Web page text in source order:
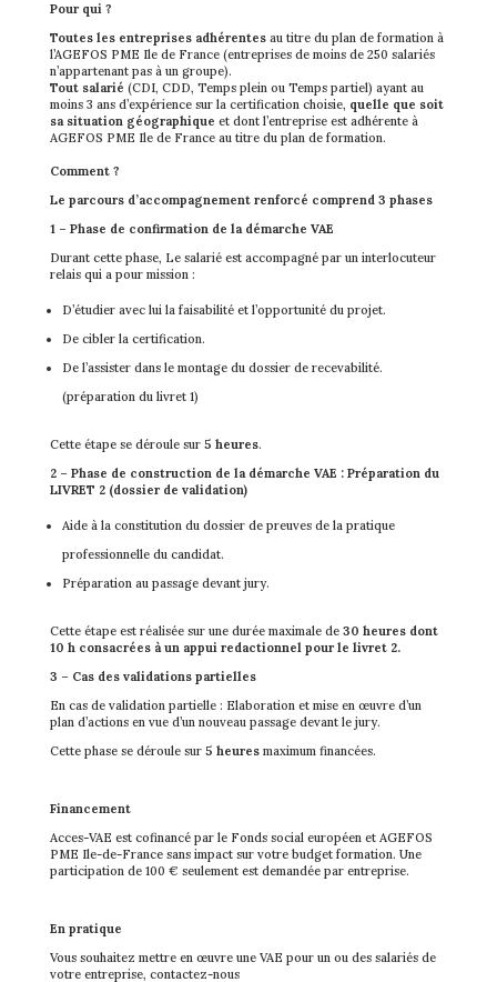
Pour qui ?
Toutes les entreprises adhérentesau titre du plan de formation à
l’AGEFOS PME Ile de France (entreprises de moins de 250 salariés
n’appartenant pas à un groupe).
Tout salarié (CDI, CDD, Temps plein ou Temps partiel) ayant au
moins 3 ans d’expérience sur la certification choisie, quelle que soit
sa situation géographique et dont l’entreprise est adhérente à
AGEFOS PME Ile de France au titre du plan de formation.
Comment ?
Le parcours d’accompagnement renforcé comprend 3 phases
1 – Phase de confirmation de la démarche VAE
Durant cette phase, Le salarié est accompagné par un interlocuteur
relais qui a pour mission :
D’étudier avec lui la faisabilité et l’opportunité du projet.
De cibler la certification.
De l’assister dans le montage du dossier de recevabilité.
(préparation du livret 1)
Cette étape se déroule sur 5 heures.
2 – Phase de construction de la démarche VAE : Préparation du
LIVRET 2 (dossier de validation)
Aide à la constitution du dossier de preuves de la pratique
professionnelle du candidat.
Préparation au passage devant jury.
Cette étape est réalisée sur une durée maximale de 30 heures dont
10 h consacrées à un appui redactionnel pour le livret 2.
3 – Cas des validations partielles
En cas de validation partielle : Elaboration et mise en œuvre d’un
plan d’actions en vue d’un nouveau passage devant le jury.
Cette phase se déroule sur 5 heuresmaximum financées.
Financement
Acces-VAE est cofinancé par le Fonds social européen et AGEFOS
PME Ile-de-France sans impact sur votre budget formation. Une
participation de 100 € seulement est demandée par entreprise.
En pratique
Vous souhaitez mettre en œuvre une VAE pour un ou des salariés de
votre entreprise, contactez-nous